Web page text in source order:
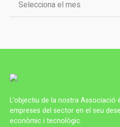
L’objectiu de la nostra Associació
empreses del sector en el seu
econòmic i tecnològic.